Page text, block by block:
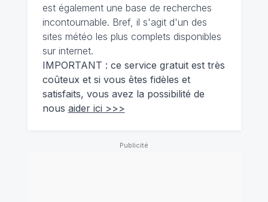
est également une base de recherches
incontournable. Bref, il s'agit d'un des
sites météo les plus complets disponibles
sur internet.
IMPORTANT : ce service gratuit est très
coûteux et si vous êtes fidèles et
satisfaits, vous avez la possibilité de
nous aider ici >>>